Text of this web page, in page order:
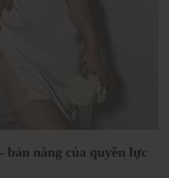
bản năng của quyền lực